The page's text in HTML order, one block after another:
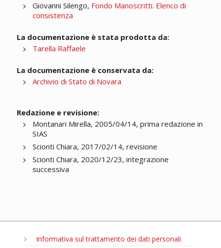
Giovanni Silengo, Fondo Manoscritti. Elenco di
consistenza
La documentazione è stata prodotta da:
Tarella Raffaele
La documentazione è conservata da:
Archivio di Stato di Novara
Redazione e revisione:
Montanari Mirella, 2005/04/14, prima redazione in
SIAS
Scionti Chiara, 2017/02/14, revisione
Scionti Chiara, 2020/12/23, integrazione
successiva
Informativa sul trattamento dei dati personali